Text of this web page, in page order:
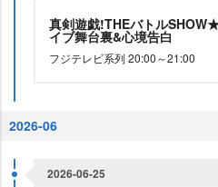
真剣遊戯!THEバトル
イブ舞台裏&心境告白
フジテレビ系列 20:00～21:00
2026-06
2026-06-25